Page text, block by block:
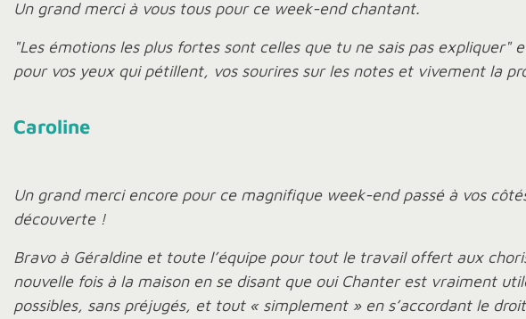
Un grand merci à vous tous pour ce week-end chantant.
"Les émotions les plus fortes sont celles que tu ne sais pas
pour vos yeux qui pétillent, vos sourires sur les notes et vivement la
Caroline
Un grand merci encore pour ce magnifique week-end passé à vos
découverte !
Bravo à Géraldine et toute l’équipe pour tout le travail offert aux
nouvelle fois à la maison en se disant que oui Chanter est vraiment
possibles, sans préjugés, et tout « simplement » en s’accordant le